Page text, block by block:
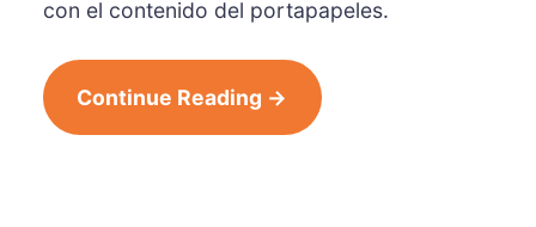
con el contenido del portapapeles.
Continue Reading →